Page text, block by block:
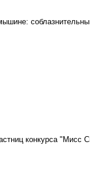
конкурса "Мисс